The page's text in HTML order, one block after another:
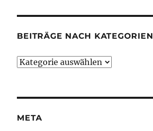
BEITRÄGE NACH KATEGORIEN
Beiträge
META